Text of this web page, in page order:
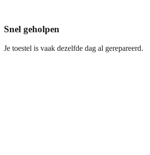
Snel geholpen
Je toestel is vaak dezelfde dag al gerepareerd.